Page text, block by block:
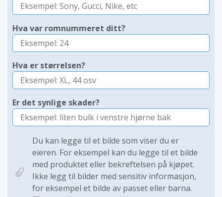
Hva var romnummeret ditt?
Hva er størrelsen?
Er det synlige skader?
Du kan legge til et bilde som viser du er
eieren. For eksempel kan du legge til et bilde
med produktet eller bekreftelsen på kjøpet.
Ikke legg til bilder med sensitiv informasjon,
for eksempel et bilde av passet eller barna.